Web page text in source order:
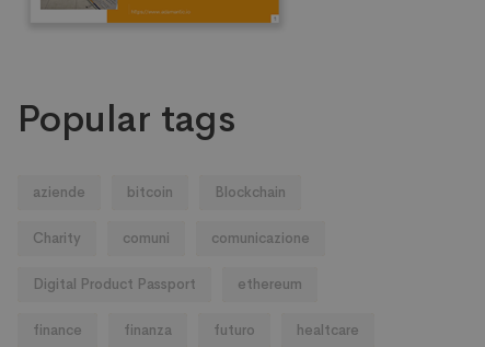
Popular tags
aziende bitcoin Blockchain
Charity comuni comunicazione
Digital Product Passport ethereum
finance finanza futuro healtcare